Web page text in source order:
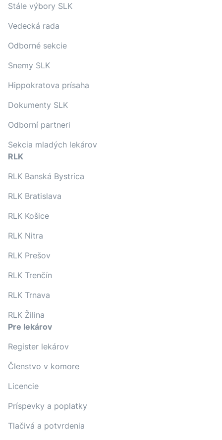
Stále výbory SLK
Vedecká rada
Odborné sekcie
Snemy SLK
Hippokratova prísaha
Dokumenty SLK
Odborní partneri
Sekcia mladých lekárov
RLK
RLK Banská Bystrica
RLK Bratislava
RLK Košice
RLK Nitra
RLK Prešov
RLK Trenčín
RLK Trnava
RLK Žilina
Pre lekárov
Register lekárov
Členstvo v komore
Licencie
Príspevky a poplatky
Tlačivá a potvrdenia